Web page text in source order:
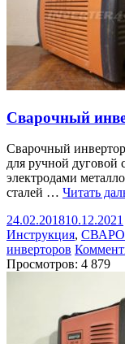
Сварочный
Сварочный
для ручной
электродами
сталей … Читать
24.02.201810.12.2021
Инструкция,
инверторов
Просмотров: 4 879